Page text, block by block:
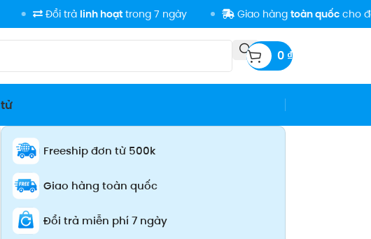
trảlinh hoạttrong 7 ngày Giao hàngtoàn quốccho đơn 500K
0 ₫
Freeship đơn từ 500k
Giao hàng toàn quốc
Đổi trả miễn phí 7 ngày